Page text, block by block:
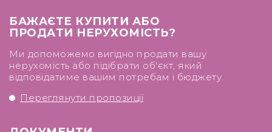
БАЖАЄТЕ КУПИТИ АБО
ПРОДАТИ НЕРУХОМІСТЬ?
Ми допоможемо вигідно продати вашу
нерухомість або підібрати об'єкт, який
відповідатиме вашим потребам і бюджету.
Переглянути пропозиції